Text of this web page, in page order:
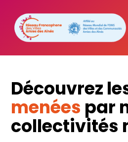
Découvrez
menées par
collectivités